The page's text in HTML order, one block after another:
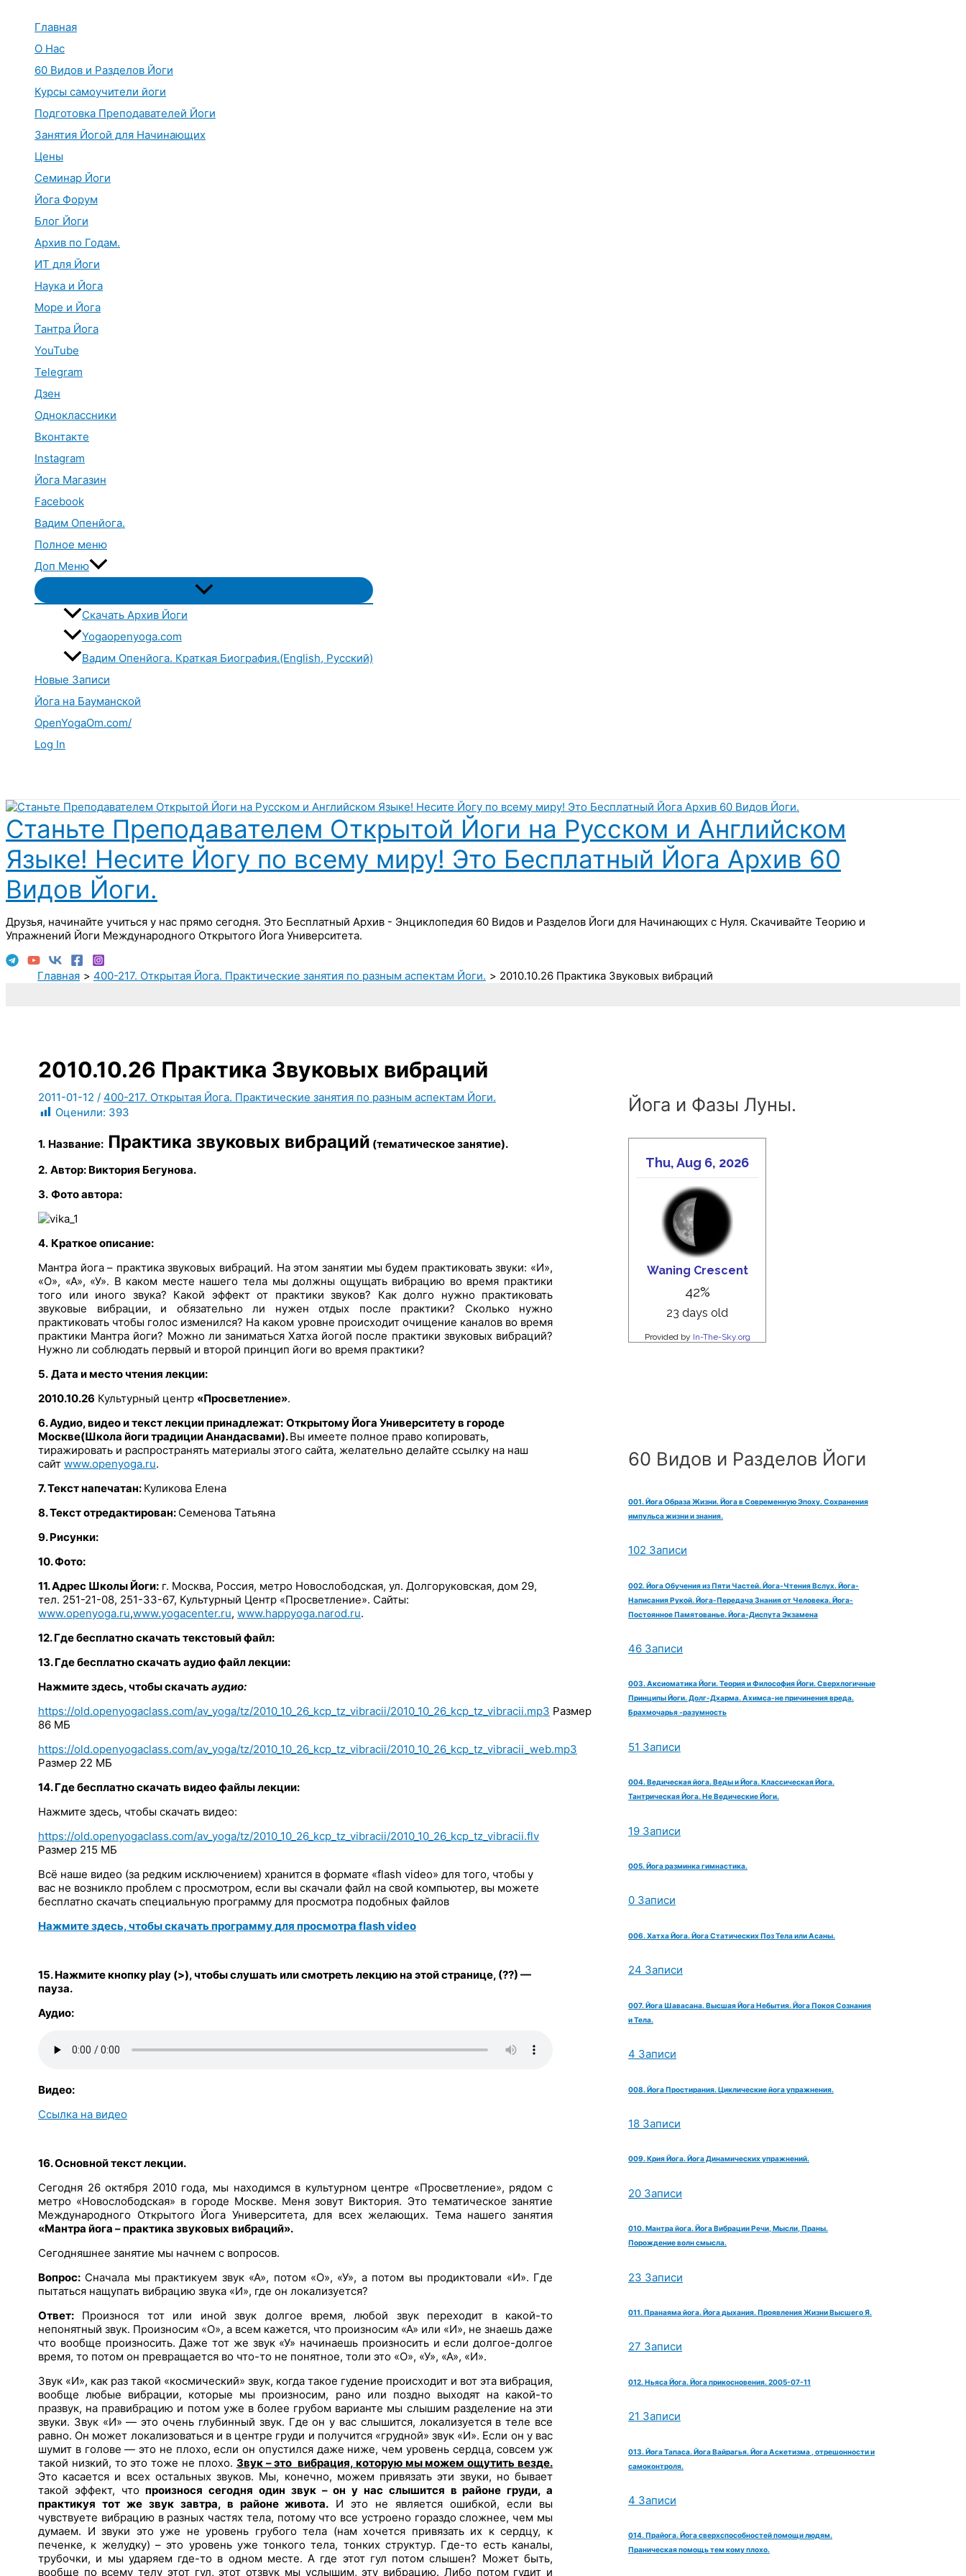
Главная
О Нас
60 Видов и Разделов Йоги
Курсы самоучители йоги
Подготовка Преподавателей Йоги
Занятия Йогой для Начинающих
Цены
Семинар Йоги
Йога Форум
Блог Йоги
Архив по Годам.
ИТ для Йоги
Наука и Йога
Море и Йога
Тантра Йога
YouTube
Telegram
Дзен
Одноклассники
Вконтакте
Instagram
Йога Магазин
Facebook
Вадим Опенйога.
Полное меню
Доп Меню
Переключатель
меню
Скачать Архив Йоги
Yogaopenyoga.com
Вадим Опенйога. Краткая Биография.(English, Русский)
Новые Записи
Йога на Бауманской
OpenYogaOm.com/
Log In
Станьте Преподавателем Открытой Йоги на Русском и Английском
Языке! Несите Йогу по всему миру! Это Бесплатный Йога Архив 60
Видов Йоги.
Друзья, начинайте учиться у нас прямо сегодня. Это Бесплатный Архив - Энциклопедия 60 Видов и Разделов Йоги для Начинающих с Нуля. Скачивайте Теорию и
Упражнений Йоги Международного Открытого Йога Университета.
Главная 400-217. Открытая Йога. Практические занятия по разным аспектам Йоги. 2010.10.26 Практика Звуковых вибраций
2010.10.26 Практика Звуковых вибраций
2011-01-12 / 400-217. Открытая Йога. Практические занятия по разным аспектам Йоги.
Оценили: 393
1. Название: Практика звуковых вибраций (тематическое занятие).
2. Автор: Виктория Бегунова.
3. Фото автора:
4. Краткое описание:
Мантра йога – практика звуковых вибраций. На этом занятии мы будем практиковать звуки: «И»,
«О», «А», «У». В каком месте нашего тела мы должны ощущать вибрацию во время практики
того или иного звука? Какой эффект от практики звуков? Как долго нужно практиковать
звуковые вибрации, и обязательно ли нужен отдых после практики? Сколько нужно
практиковать чтобы голос изменился? На каком уровне происходит очищение каналов во время
практики Мантра йоги? Можно ли заниматься Хатха йогой после практики звуковых вибраций?
Нужно ли соблюдать первый и второй принцип йоги во время практики?
5. Дата и место чтения лекции:
2010.10.26 Культурный центр «Просветление».
6. Аудио, видео и текст лекции принадлежат: Открытому Йога Университету в городе
Москве(Школа йоги традиции Анандасвами). Вы имеете полное право копировать,
тиражировать и распространять материалы этого сайта, желательно делайте ссылку на наш
сайт www.openyoga.ru.
7. Текст напечатан: Куликова Елена
8. Текст отредактирован: Семенова Татьяна
9. Рисунки:
10. Фото:
11. Адрес Школы Йоги: г. Москва, Россия, метро Новослободская, ул. Долгоруковская, дом 29,
тел. 251-21-08, 251-33-67, Культурный Центр «Просветление». Сайты:
www.openyoga.ru,www.yogacenter.ru, www.happyoga.narod.ru.
12. Где бесплатно скачать текстовый файл:
13. Где бесплатно скачать аудио файл лекции:
Нажмите здесь, чтобы скачатьаудио:
https://old.openyogaclass.com/av_yoga/tz/2010_10_26_kcp_tz_vibracii/2010_10_26_kcp_tz_vibracii.mp3 Размер
86 МБ
https://old.openyogaclass.com/av_yoga/tz/2010_10_26_kcp_tz_vibracii/2010_10_26_kcp_tz_vibracii_web.mp3
Размер 22 МБ
14. Где бесплатно скачать видео файлы лекции:
Нажмите здесь, чтобы скачать видео:
https://old.openyogaclass.com/av_yoga/tz/2010_10_26_kcp_tz_vibracii/2010_10_26_kcp_tz_vibracii.flv
Размер 215 МБ
Всё наше видео (за редким исключением) хранится в формате «flash video» для того, чтобы у
вас не возникло проблем с просмотром, если вы скачали файл на свой компьютер, вы можете
бесплатно скачать специальную программу для просмотра подобных файлов
Нажмите здесь, чтобы скачать программу для просмотра flash video
15. Нажмите кнопку play (>),чтобы слушать или смотреть лекцию на этой странице, (??) —
пауза.
Аудио:
Видео:
Ссылка на видео
16. Основной текст лекции.
Сегодня 26 октября 2010 года, мы находимся в культурном центре «Просветление», рядом с
метро «Новослободская» в городе Москве. Меня зовут Виктория. Это тематическое занятие
Международного Открытого Йога Университета, для всех желающих. Тема нашего занятия
«Мантра йога – практика звуковых вибраций».
Сегодняшнее занятие мы начнем с вопросов.
Вопрос: Сначала мы практикуем звук «А», потом «О», «У», а потом вы продиктовали «И». Где
пытаться нащупать вибрацию звука «И», где он локализуется?
Ответ: Произнося тот или иной звук долгое время, любой звук переходит в какой-то
непонятный звук. Произносим «О», а всем кажется, что произносим «А» или «И», не знаешь даже
что вообще произносить. Даже тот же звук «У» начинаешь произносить и если долгое-долгое
время, то потом он превращается во что-то не понятное, толи это «О», «У», «А», «И».
Звук «И», как раз такой «космический» звук, когда такое гудение происходит и вот эта вибрация,
вообще любые вибрации, которые мы произносим, рано или поздно выходят на какой-то
празвук, на правибрацию и потом уже в более грубом варианте мы слышим разделение на эти
звуки. Звук «И» — это очень глубинный звук. Где он у вас слышится, локализуется в теле все
равно. Он может локализоваться и в центре груди и получится «грудной» звук «И». Если он у вас
шумит в голове — это не плохо, если он опустился даже ниже, чем уровень сердца, совсем уж
такой низкий, то это тоже не плохо. Звук – это вибрация, которую мы можем ощутить везде.
Это касается и всех остальных звуков. Мы, конечно, можем привязать эти звуки, но бывает
такой эффект, чтопроизнося сегодня один звук – он у нас слышится в районе груди, а
практикуя тот же звук завтра, в районе живота. И это не является ошибкой, если вы
чувствуете вибрацию в разных частях тела, потому что все устроено гораздо сложнее, чем мы
думаем. И звуки это уже не уровень грубого тела (нам хочется привязать их к сердцу, к
печенке, к желудку) – это уровень уже тонкого тела, тонких структур. Где-то есть каналы,
трубочки, и мы ударяем где-то в одном месте. А где этот гул потом слышен? Может быть,
вообще по всему телу этот гул, этот отзвук мы услышим, эту вибрацию. Либо потом гудит и
Йога и Фазы Луны.
60 Видов и Разделов Йоги
001. Йога Образа Жизни. Йога в Современную Эпоху. Сохранения
импульса жизни и знания.
102 Записи
002. Йога Обучения из Пяти Частей. Йога-Чтения Вслух. Йога-
Написания Рукой. Йога-Передача Знания от Человека. Йога-
Постоянное Памятованье. Йога-Диспута Экзамена
46 Записи
003. Аксиоматика Йоги. Теория и Философия Йоги. Сверхлогичные
Принципы Йоги. Долг-Дхарма. Ахимса-не причинения вреда.
Брахмочарья -разумность
51 Записи
004. Ведическая йога. Веды и Йога. Классическая Йога.
Тантрическая Йога. Не Ведические Йоги.
19 Записи
005. Йога разминка гимнастика.
0 Записи
006. Хатха Йога. Йога Статических Поз Тела или Асаны.
24 Записи
007. Йога Шавасана. Высшая Йога Небытия. Йога Покоя Сознания
и Тела.
4 Записи
008. Йога Простирания. Циклические йога упражнения.
18 Записи
009. Крия Йога. Йога Динамических упражнений.
20 Записи
010. Мантра йога. Йога Вибрации Речи, Мысли, Праны.
Порождение волн смысла.
23 Записи
011. Пранаяма йога. Йога дыхания. Проявления Жизни Высшего Я.
27 Записи
012. Ньяса Йога. Йога прикосновения. 2005-07-11
21 Записи
013. Йога Тапаса. Йога Вайрагья. Йога Аскетизма , отрешонности и
самоконтроля.
4 Записи
014. Прайога. Йога сверхспособностей помощи людям.
Праническая помощь тем кому плохо.